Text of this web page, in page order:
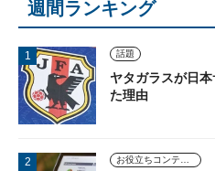
週間ランキング
話題
ヤタガラスが日
た理由
お役立ちコンテンツ